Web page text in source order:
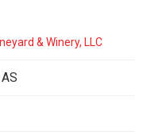
& Winery, LLC